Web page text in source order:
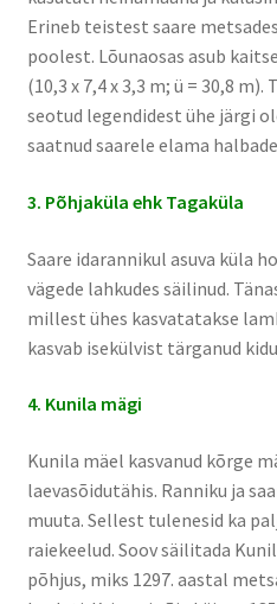
Erineb teistest saare
poolest. Lõunaosas asub
(10,3 x 7,4 x 3,3 m; ü = 30,8
seotud legendidest ühe järgi
saatnud saarele elama
3. Põhjaküla ehk Tagaküla
Saare idarannikul asuva küla
vägede lahkudes säilinud.
millest ühes kasvatatakse
kasvab isekülvist tärganud
4. Kunila mägi
Kunila mäel kasvanud kõrge
laevasõidutähis. Ranniku ja
muuta. Sellest tulenesid ka
raiekeelud. Soov säilitada
põhjus, miks 1297. aastal